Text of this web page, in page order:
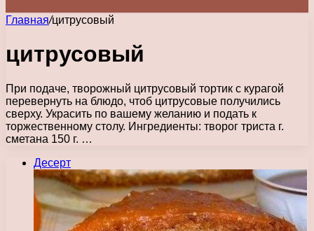
Главная/цитрусовый
цитрусовый
При подаче, творожный цитрусовый тортик с курагой
перевернуть на блюдо, чтоб цитрусовые получились
сверху. Украсить по вашему желанию и подать к
торжественному столу. Ингредиенты: творог триста г.
сметана 150 г. …
Десерт